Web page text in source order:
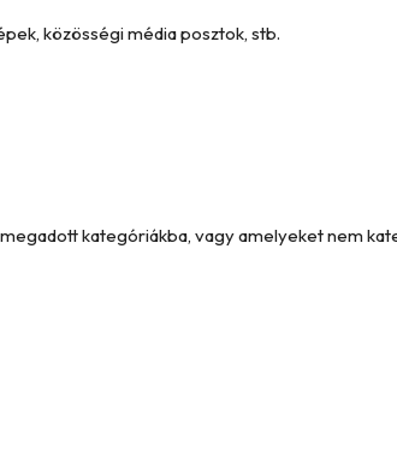
közösségi média posztok, stb.
kategóriákba, vagy amelyeket nem